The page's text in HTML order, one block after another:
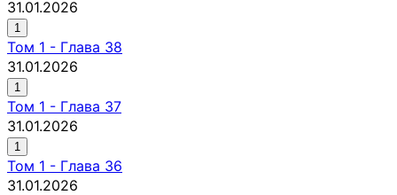
31.01.2026
1
Том 1 - Глава 38
31.01.2026
1
Том 1 - Глава 37
31.01.2026
1
Том 1 - Глава 36
31.01.2026